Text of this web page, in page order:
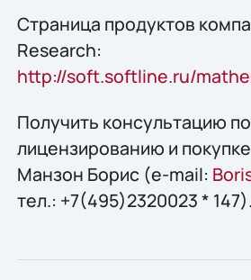
Страница продуктов
Research:
http://soft.softline.ru/
Получить конcультацию по
лицензированию и
Манзон Борис (e-mail:
тел.: +7(495)2320023 * 147).